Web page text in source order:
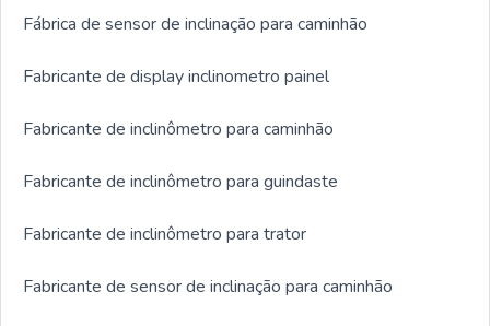
Fábrica de sensor de inclinação para caminhão
Fabricante de display inclinometro painel
Fabricante de inclinômetro para caminhão
Fabricante de inclinômetro para guindaste
Fabricante de inclinômetro para trator
Fabricante de sensor de inclinação para caminhão